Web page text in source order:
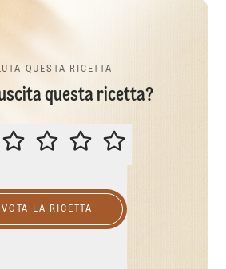
QUESTA RICETTA
questa ricetta?
VALUTA QUESTA RICETTA
VOTA LA RICETTA